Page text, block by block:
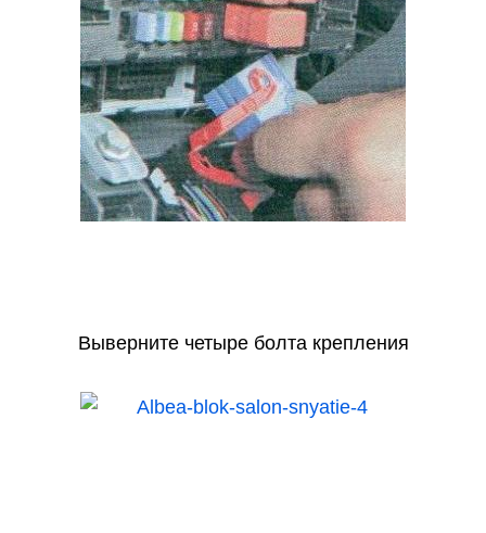
Выверните четыре болта крепления